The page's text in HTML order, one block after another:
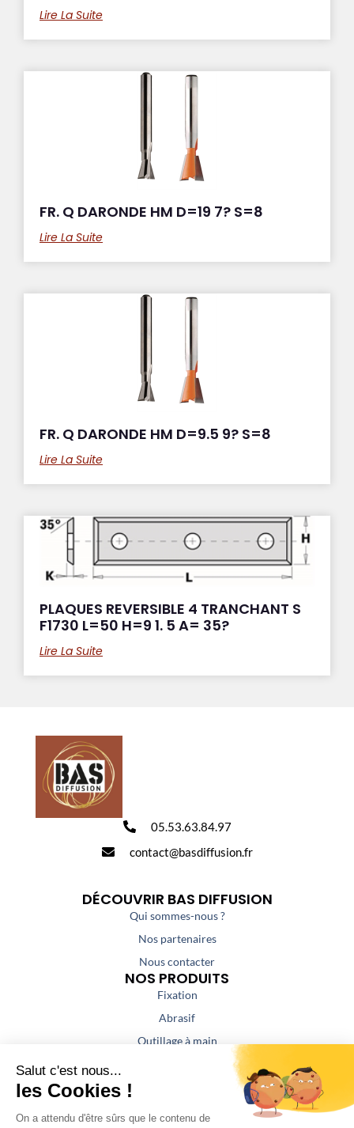
Lire La Suite
FR. Q DARONDE HM D=19 7? S=8
Lire La Suite
FR. Q DARONDE HM D=9.5 9? S=8
Lire La Suite
PLAQUES REVERSIBLE 4 TRANCHANT S
F1730 L=50 H=9 1. 5 A= 35?
Lire La Suite
05.53.63.84.97
contact@basdiffusion.fr
DÉCOUVRIR BAS DIFFUSION
Qui sommes-nous ?
Nos partenaires
Nous contacter
NOS PRODUITS
Fixation
Abrasif
Outillage à main